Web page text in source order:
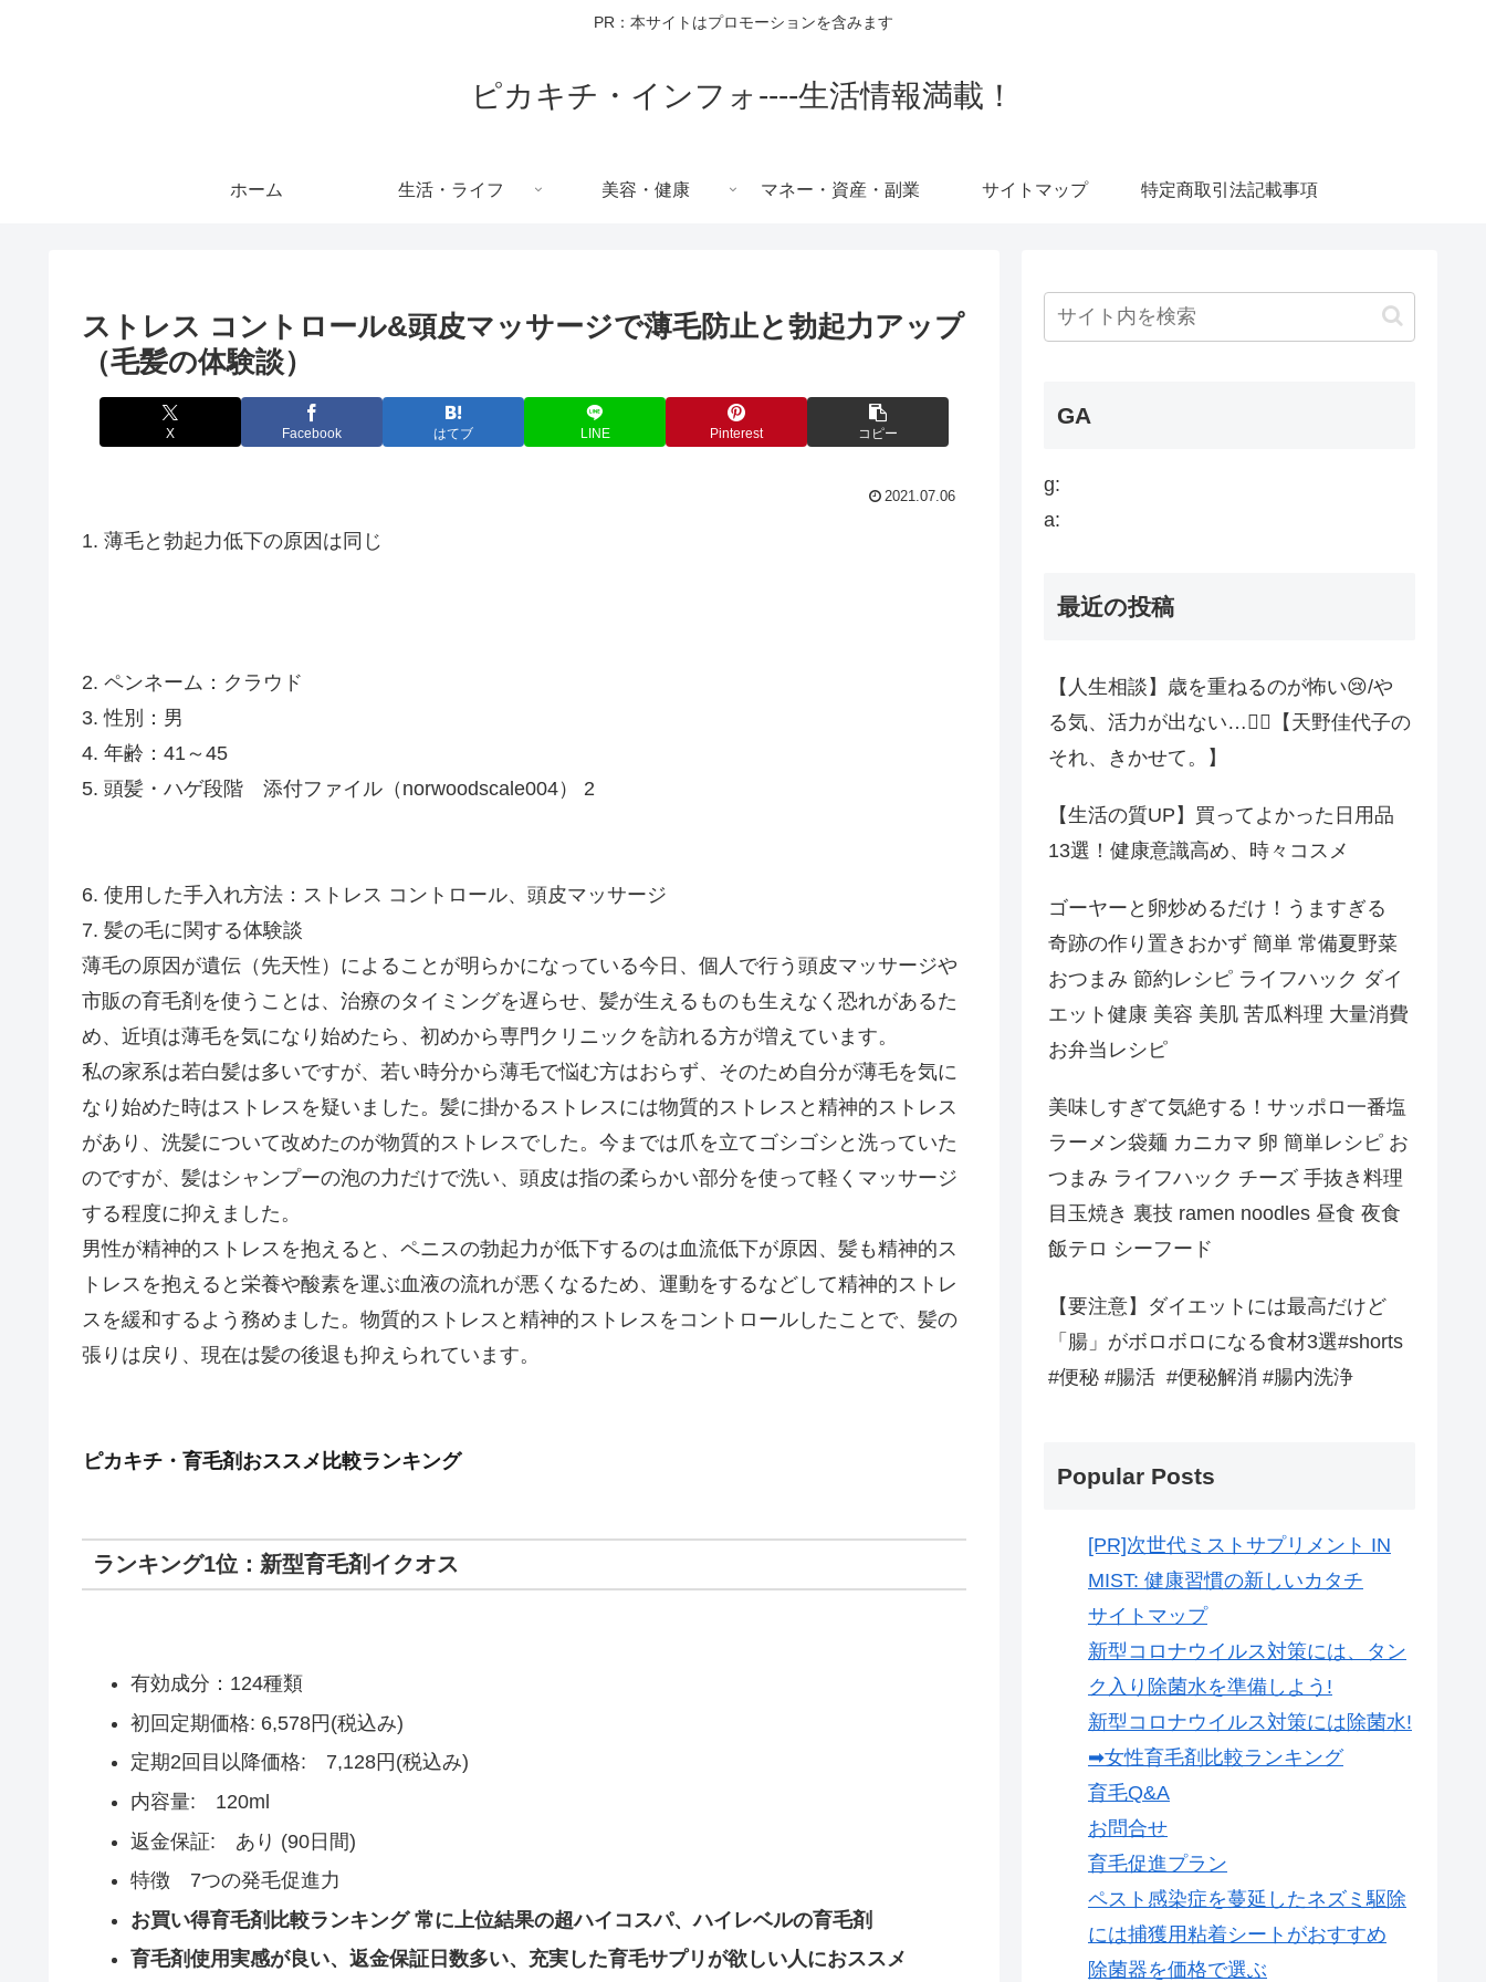
PR：本サイトはプロモーションを含みます
ピカキチ・インフォ----生活情報満載！
ホーム 生活・ライフ 美容・健康 マネー・資産・副業 サイトマップ 特定商取引法記載事項
ストレス コントロール&頭皮マッサージで薄毛防止と勃起力アップ
（毛髪の体験談）
X Facebook はてブ LINE Pinterest コピー
2021.07.06
1. 薄毛と勃起力低下の原因は同じ
2. ペンネーム：クラウド
3. 性別：男
4. 年齢：41～45
5. 頭髪・ハゲ段階 添付ファイル（norwoodscale004） 2
6. 使用した手入れ方法：ストレス コントロール、頭皮マッサージ
7. 髪の毛に関する体験談
薄毛の原因が遺伝（先天性）によることが明らかになっている今日、個人で行う頭皮マッサージや
市販の育毛剤を使うことは、治療のタイミングを遅らせ、髪が生えるものも生えなく恐れがあるた
め、近頃は薄毛を気になり始めたら、初めから専門クリニックを訪れる方が増えています。
私の家系は若白髪は多いですが、若い時分から薄毛で悩む方はおらず、そのため自分が薄毛を気に
なり始めた時はストレスを疑いました。髪に掛かるストレスには物質的ストレスと精神的ストレス
があり、洗髪について改めたのが物質的ストレスでした。今までは爪を立てゴシゴシと洗っていた
のですが、髪はシャンプーの泡の力だけで洗い、頭皮は指の柔らかい部分を使って軽くマッサージ
する程度に抑えました。
男性が精神的ストレスを抱えると、ペニスの勃起力が低下するのは血流低下が原因、髪も精神的ス
トレスを抱えると栄養や酸素を運ぶ血液の流れが悪くなるため、運動をするなどして精神的ストレ
スを緩和するよう務めました。物質的ストレスと精神的ストレスをコントロールしたことで、髪の
張りは戻り、現在は髪の後退も抑えられています。
ピカキチ・育毛剤おススメ比較ランキング
ランキング1位：新型育毛剤イクオス
有効成分：124種類
初回定期価格: 6,578円(税込み)
定期2回目以降価格: 7,128円(税込み)
内容量: 120ml
返金保証: あり (90日間)
特徴 7つの発毛促進力
お買い得育毛剤比較ランキング 常に上位結果の超ハイコスパ、ハイレベルの育毛剤
育毛剤使用実感が良い、返金保証日数多い、充実した育毛サプリが欲しい人におススメ
GA
g:
a:
最近の投稿
【人生相談】歳を重ねるのが怖い😢/や
る気、活力が出ない…😮‍💨【天野佳代子の
それ、きかせて。】
【生活の質UP】買ってよかった日用品
13選！健康意識高め、時々コスメ
ゴーヤーと卵炒めるだけ！うますぎる
奇跡の作り置きおかず 簡単 常備夏野菜
おつまみ 節約レシピ ライフハック ダイ
エット健康 美容 美肌 苦瓜料理 大量消費
お弁当レシピ
美味しすぎて気絶する！サッポロ一番塩
ラーメン袋麺 カニカマ 卵 簡単レシピ お
つまみ ライフハック チーズ 手抜き料理
目玉焼き 裏技 ramen noodles 昼食 夜食
飯テロ シーフード
【要注意】ダイエットには最高だけど
「腸」がボロボロになる食材3選#shorts
#便秘 #腸活 #便秘解消 #腸内洗浄
Popular Posts
[PR]次世代ミストサプリメント IN
MIST: 健康習慣の新しいカタチ
サイトマップ
新型コロナウイルス対策には、タン
ク入り除菌水を準備しよう!
新型コロナウイルス対策には除菌水!
➡女性育毛剤比較ランキング
育毛Q&A
お問合せ
育毛促進プラン
ペスト感染症を蔓延したネズミ駆除
には捕獲用粘着シートがおすすめ
除菌器を価格で選ぶ